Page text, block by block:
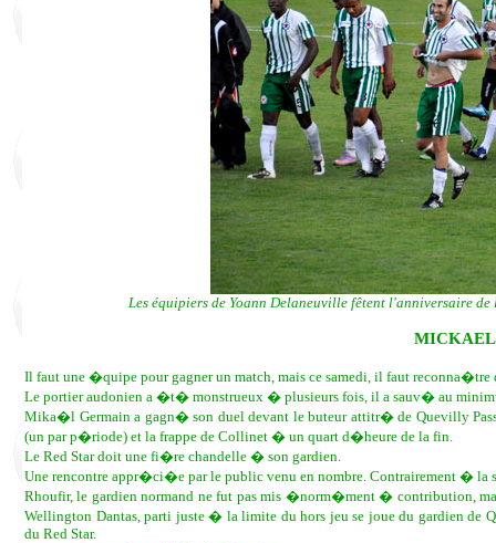
Les équipiers de Yoann Delaneuville fêtent l'anniversaire
Il faut une �quipe pour gagner un match, mais ce samedi, il faut
Le portier audonien a �t� monstrueux � plusieurs fois, il a sauv� au
Mika�l Germain a gagn� son duel devant le buteur attitr� de Quevilly
(un par p�riode) et la frappe de Collinet � un quart d�heure de la fin.
Le Red Star doit une fi�re chandelle � son gardien.
Une rencontre appr�ci�e par le public venu en nombre. Contrairement � la
Rhoufir, le gardien normand ne fut pas mis �norm�ment � contribution,
Wellington Dantas, parti juste � la limite du hors jeu se joue du gardien de
du Red Star.